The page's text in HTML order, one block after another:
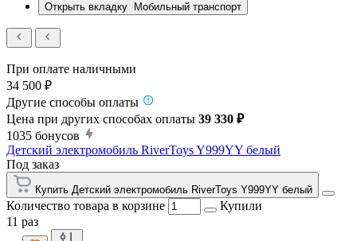
Открыть вкладку
Мобильный транспорт
При оплате наличными
34 500 ₽
Другие способы оплаты
Цена при других способах оплаты 39 330 ₽
1035 бонусов
Детский электромобиль RiverToys Y999YY белый
Под заказ
Купить Детский электромобиль RiverToys Y999YY белый
Количество товара в корзине
Купили
11 раз